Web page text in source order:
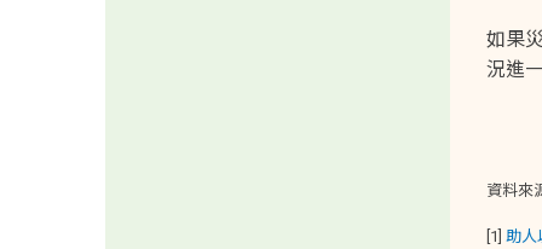
如果
況進
資料來
[1] 助人